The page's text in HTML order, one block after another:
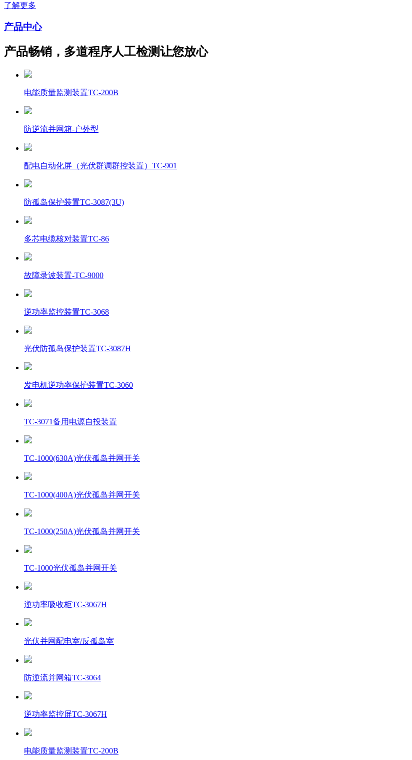
了解更多
产品中心
产品畅销，多道程序人工检测让您放心
电能质量监测装置TC-200B
防逆流并网箱-户外型
配电自动化屏（光伏群调群控装置）TC-901
防孤岛保护装置TC-3087(3U)
多芯电缆核对装置TC-86
故障录波装置-TC-9000
逆功率监控装置TC-3068
光伏防孤岛保护装置TC-3087H
发电机逆功率保护装置TC-3060
TC-3071备用电源自投装置
TC-1000(630A)光伏孤岛并网开关
TC-1000(400A)光伏孤岛并网开关
TC-1000(250A)光伏孤岛并网开关
TC-1000光伏孤岛并网开关
逆功率吸收柜TC-3067H
光伏并网配电室/反孤岛室
防逆流并网箱TC-3064
逆功率监控屏TC-3067H
电能质量监测装置TC-200B